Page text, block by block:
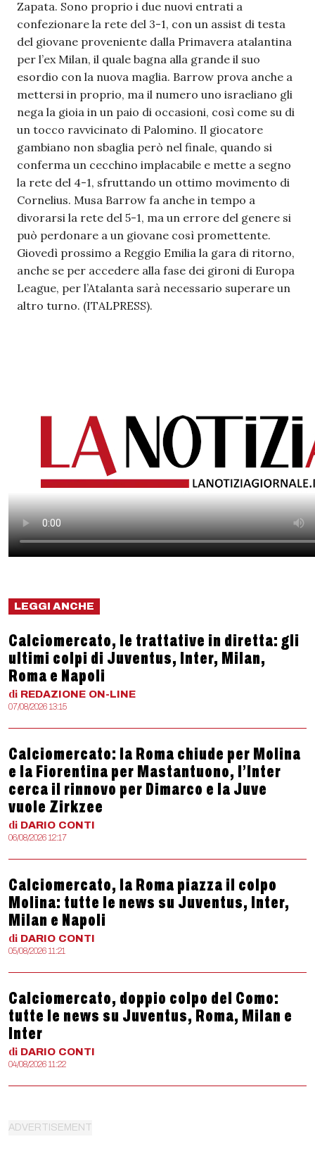
Zapata. Sono proprio i due nuovi entrati a
confezionare la rete del 3-1, con un assist di testa
del giovane proveniente dalla Primavera atalantina
per l’ex Milan, il quale bagna alla grande il suo
esordio con la nuova maglia. Barrow prova anche a
mettersi in proprio, ma il numero uno israeliano gli
nega la gioia in un paio di occasioni, così come su di
un tocco ravvicinato di Palomino. Il giocatore
gambiano non sbaglia però nel finale, quando si
conferma un cecchino implacabile e mette a segno
la rete del 4-1, sfruttando un ottimo movimento di
Cornelius. Musa Barrow fa anche in tempo a
divorarsi la rete del 5-1, ma un errore del genere si
può perdonare a un giovane così promettente.
Giovedì prossimo a Reggio Emilia la gara di ritorno,
anche se per accedere alla fase dei gironi di Europa
League, per l’Atalanta sarà necessario superare un
altro turno. (ITALPRESS).
LEGGI ANCHE
Calciomercato, le trattative in diretta: gli
ultimi colpi di Juventus, Inter, Milan,
Roma e Napoli
di REDAZIONE ON-LINE
07/08/2026 13:15
Calciomercato: la Roma chiude per Molina
e la Fiorentina per Mastantuono, l’Inter
cerca il rinnovo per Dimarco e la Juve
vuole Zirkzee
di DARIO CONTI
06/08/2026 12:17
Calciomercato, la Roma piazza il colpo
Molina: tutte le news su Juventus, Inter,
Milan e Napoli
di DARIO CONTI
05/08/2026 11:21
Calciomercato, doppio colpo del Como:
tutte le news su Juventus, Roma, Milan e
Inter
di DARIO CONTI
04/08/2026 11:22